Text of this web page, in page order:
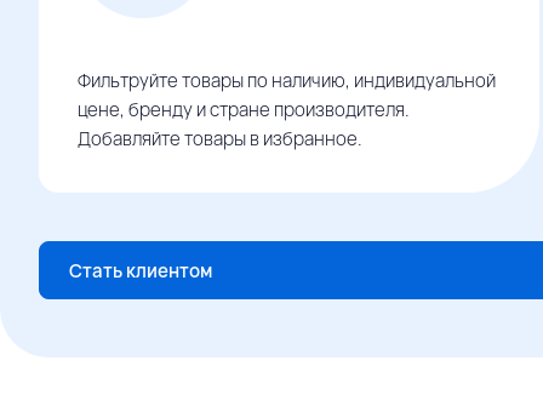
Фильтруйте товары по наличию, индивидуальной
цене, бренду и стране производителя.
Добавляйте товары в избранное.
Стать клиентом